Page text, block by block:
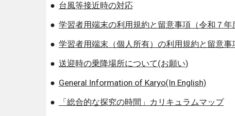
● 台風等接近時の対応
● 学習者用端末の利用規約と留意事項（令和７年
● 学習者用端末（個人所有）の利用規約と留意事
● 送迎時の乗降場所について(お願い)
● General Information of Karyo(In English)
●
「総合的な探究の時間」カリキュラムマップ